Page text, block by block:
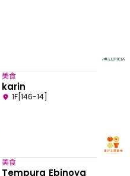
美食
karin
1F[146-14]
美食
Tempura Ebinoya